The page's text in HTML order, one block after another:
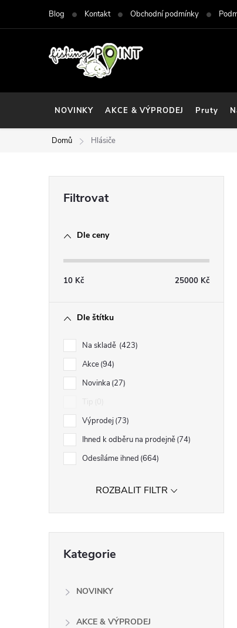
Blog Kontakt Obchodní podmínky
NOVINKY AKCE & VÝPRODEJ Pruty
Domů Hlásiče
n
e
Dle ceny
10 Kč 25000 Kč
Dle štítku
Na skladě 423
Akce 94
Novinka 27
Výprodej 73
Ihned k odběru na prodejně 74
Odesíláme ihned 664
ROZBALIT FILTR
kategorie
Kategorie
NOVINKY
AKCE & VÝPRODEJ